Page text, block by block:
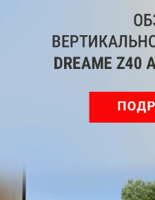
Pro: гибкий подход к уборке